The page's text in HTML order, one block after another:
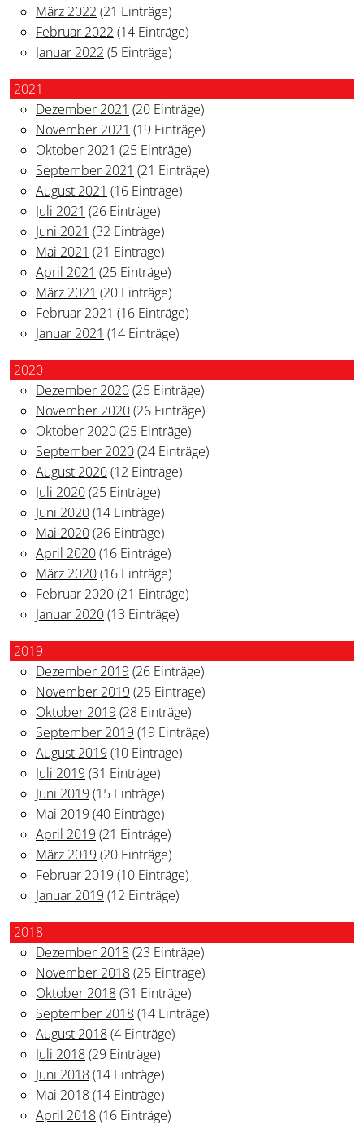
März 2022 (21 Einträge)
Februar 2022 (14 Einträge)
Januar 2022 (5 Einträge)
2021
Dezember 2021 (20 Einträge)
November 2021 (19 Einträge)
Oktober 2021 (25 Einträge)
September 2021 (21 Einträge)
August 2021 (16 Einträge)
Juli 2021 (26 Einträge)
Juni 2021 (32 Einträge)
Mai 2021 (21 Einträge)
April 2021 (25 Einträge)
März 2021 (20 Einträge)
Februar 2021 (16 Einträge)
Januar 2021 (14 Einträge)
2020
Dezember 2020(25 Einträge)
November 2020(26 Einträge)
Oktober 2020(25 Einträge)
September 2020(24 Einträge)
August 2020(12 Einträge)
Juli 2020(25 Einträge)
Juni 2020(14 Einträge)
Mai 2020(26 Einträge)
April 2020(16 Einträge)
März 2020(16 Einträge)
Februar 2020(21 Einträge)
Januar 2020(13 Einträge)
2019
Dezember 2019 (26 Einträge)
November 2019 (25 Einträge)
Oktober 2019 (28 Einträge)
September 2019 (19 Einträge)
August 2019 (10 Einträge)
Juli 2019 (31 Einträge)
Juni 2019 (15 Einträge)
Mai 2019 (40 Einträge)
April 2019 (21 Einträge)
März 2019 (20 Einträge)
Februar 2019 (10 Einträge)
Januar 2019 (12 Einträge)
2018
Dezember 2018(23 Einträge)
November 2018(25 Einträge)
Oktober 2018(31 Einträge)
September 2018(14 Einträge)
August 2018(4 Einträge)
Juli 2018(29 Einträge)
Juni 2018(14 Einträge)
Mai 2018(14 Einträge)
April 2018(16 Einträge)